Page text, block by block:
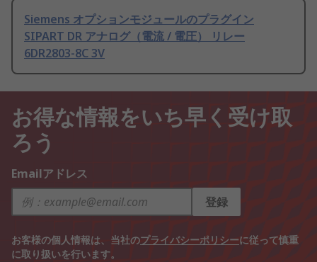
Siemens オプションモジュールのプラグイン
SIPART DR アナログ（電流 / 電圧） リレー
6DR2803-8C 3V
お得な情報をいち早く受け取
ろう
Emailアドレス
登録
お客様の個人情報は、当社のプライバシーポリシーに従って慎重
に取り扱いを行います。